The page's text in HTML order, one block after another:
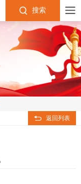
搜索
返回列表